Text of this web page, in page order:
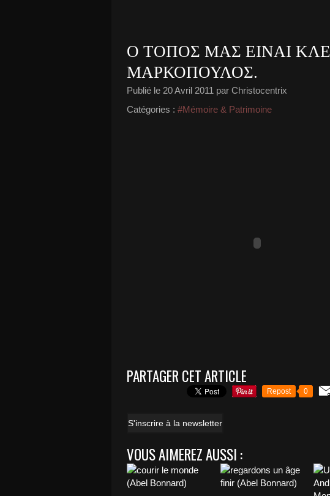
Ο ΤΟΠΟΣ ΜΑΣ ΕΙΝΑΙ
ΜΑΡΚΟΠΟΥΛΟΣ.
Publié le 20 Avril 2011 par Christocentrix
Catégories : #Mémoire & Patrimoine
PARTAGER CET ARTICLE
Repost 0
S'inscrire à la newsletter
VOUS AIMEREZ AUSSI :